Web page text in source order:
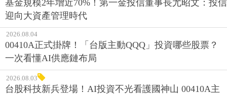
基金規模2年增近70%！第一金投信董事長尤昭文：投信
迎向大資產管理時代
2026.08.04
00410A正式掛牌！「台版主動QQQ」投資哪些股票？
一次看懂AI供應鏈布局
2026.08.03
台股科技新兵登場！AI投資不光看護國神山 00410A主